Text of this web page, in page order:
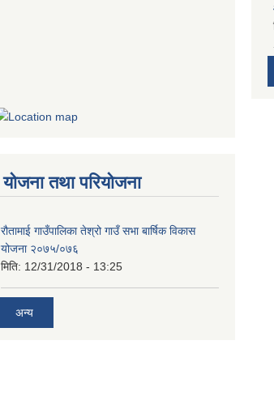
योजना तथा परियोजना
रौतामाई गाउँपालिका तेश्रो गाउँ सभा बार्षिक विकास
योजना २०७५/०७६
मिति: 12/31/2018 - 13:25
अन्य